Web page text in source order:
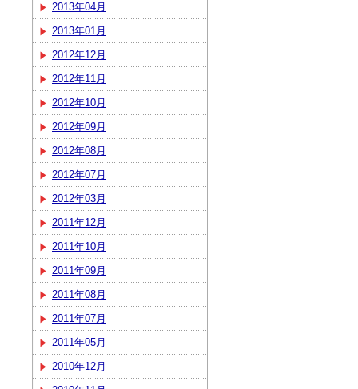
2013年04月
2013年01月
2012年12月
2012年11月
2012年10月
2012年09月
2012年08月
2012年07月
2012年03月
2011年12月
2011年10月
2011年09月
2011年08月
2011年07月
2011年05月
2010年12月